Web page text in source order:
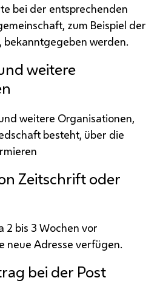
bei der entsprechenden
zum Beispiel der
bekanntgegeben werden.
weitere
weitere Organisationen,
besteht, über die
Zeitschrift oder
2 bis 3 Wochen vor
neue Adresse verfügen.
bei der Post